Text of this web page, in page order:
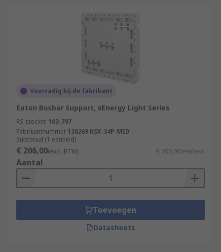
Voorradig bij de fabrikant
Eaton Busbar Support, xEnergy Light Series
RS-stocknr. 103-797
Fabrikantnummer 138269 KSX-34P-MID
Subtotaal (1 eenheid)
€ 206,00(excl. BTW) € 206,00/eenheid
Aantal
Toevoegen
Datasheets